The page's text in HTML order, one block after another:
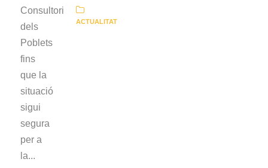
Consultori
dels
Poblets
fins
que la
situació
sigui
segura
per a
la...
ACTUALITAT